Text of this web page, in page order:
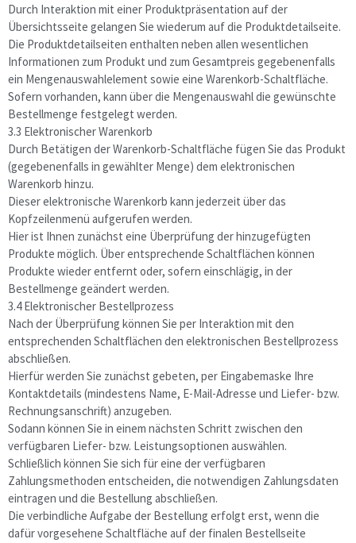
Durch Interaktion mit einer Produktpräsentation auf der
Übersichtsseite gelangen Sie wiederum auf die Produktdetailseite.
Die Produktdetailseiten enthalten neben allen wesentlichen
Informationen zum Produkt und zum Gesamtpreis gegebenenfalls
ein Mengenauswahlelement sowie eine Warenkorb-Schaltfläche.
Sofern vorhanden, kann über die Mengenauswahl die gewünschte
Bestellmenge festgelegt werden.
3.3 Elektronischer Warenkorb
Durch Betätigen der Warenkorb-Schaltfläche fügen Sie das Produkt
(gegebenenfalls in gewählter Menge) dem elektronischen
Warenkorb hinzu.
Dieser elektronische Warenkorb kann jederzeit über das
Kopfzeilenmenü aufgerufen werden.
Hier ist Ihnen zunächst eine Überprüfung der hinzugefügten
Produkte möglich. Über entsprechende Schaltflächen können
Produkte wieder entfernt oder, sofern einschlägig, in der
Bestellmenge geändert werden.
3.4 Elektronischer Bestellprozess
Nach der Überprüfung können Sie per Interaktion mit den
entsprechenden Schaltflächen den elektronischen Bestellprozess
abschließen.
Hierfür werden Sie zunächst gebeten, per Eingabemaske Ihre
Kontaktdetails (mindestens Name, E-Mail-Adresse und Liefer- bzw.
Rechnungsanschrift) anzugeben.
Sodann können Sie in einem nächsten Schritt zwischen den
verfügbaren Liefer- bzw. Leistungsoptionen auswählen.
Schließlich können Sie sich für eine der verfügbaren
Zahlungsmethoden entscheiden, die notwendigen Zahlungsdaten
eintragen und die Bestellung abschließen.
Die verbindliche Aufgabe der Bestellung erfolgt erst, wenn die
dafür vorgesehene Schaltfläche auf der finalen Bestellseite